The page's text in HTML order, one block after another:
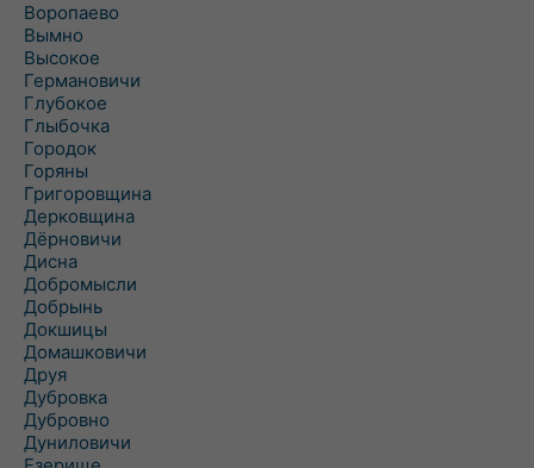
Воропаево
Вымно
Высокое
Германовичи
Глубокое
Глыбочка
Городок
Горяны
Григоровщина
Дерковщина
Дёрновичи
Дисна
Добромысли
Добрынь
Докшицы
Домашковичи
Друя
Дубровка
Дубровно
Дуниловичи